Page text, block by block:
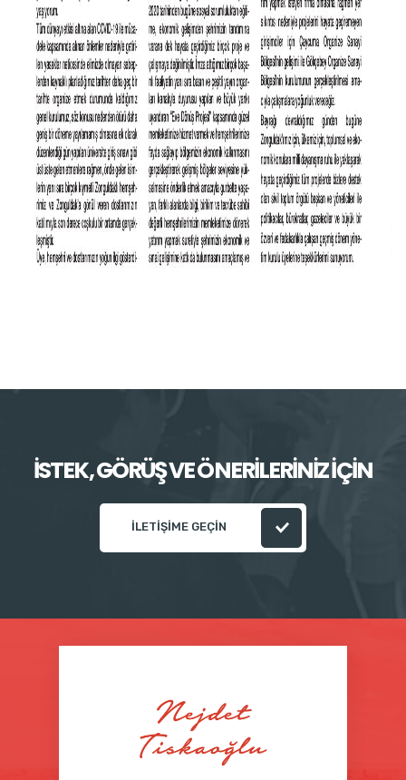
İSTEK, GÖRÜŞ VE ÖNERİLERİNİZ İÇİN
İLETİŞİME GEÇİN